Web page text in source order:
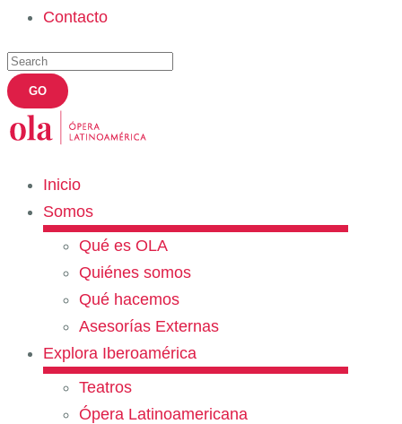
Contacto
Inicio
Somos
Qué es OLA
Quiénes somos
Qué hacemos
Asesorías Externas
Explora Iberoamérica
Teatros
Ópera Latinoamericana